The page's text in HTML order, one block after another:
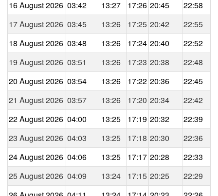
16 August 2026 03:42 13:27 17:26 20:45
22:58
17 August 2026 03:45 13:26 17:25 20:42
22:55
18 August 2026 03:48 13:26 17:24 20:40
22:52
19 August 2026 03:51 13:26 17:23 20:38
22:48
20 August 2026 03:54 13:26 17:22 20:36
22:45
21 August 2026 03:57 13:26 17:20 20:34
22:42
22 August 2026 04:00 13:25 17:19 20:32
22:39
23 August 2026 04:03 13:25 17:18 20:30
22:36
24 August 2026 04:06 13:25 17:17 20:28
22:33
25 August 2026 04:09 13:24 17:15 20:25
22:29